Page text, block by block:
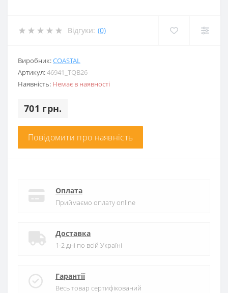
Відгуки: (0)
Виробник:COASTAL
Артикул:46941_TQB26
Наявність: Немає в наявності
701 грн.
Повідомити про наявність
Оплата
Приймаємо оплату online
Доставка
1-2 дні по всій Україні
Гарантії
Весь товар сертифікований